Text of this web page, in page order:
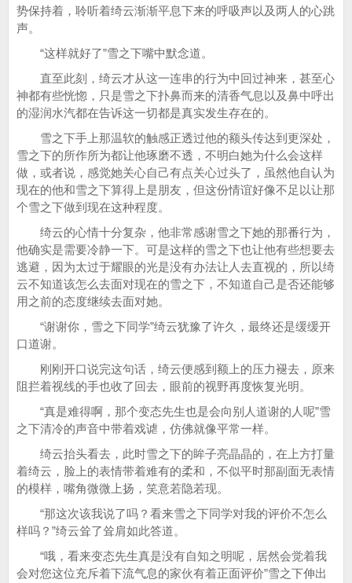
势保持着，聆听着绮云渐渐平息下来的呼吸声以及两人的心跳
声。
“这样就好了”雪之下嘴中默念道。
直至此刻，绮云才从这一连串的行为中回过神来，甚至心
神都有些恍惚，只是雪之下扑鼻而来的清香气息以及鼻中呼出
的湿润水汽都在告诉这一切都是真实发生存在的。
雪之下手上那温软的触感正透过他的额头传达到更深处，
雪之下的所作所为都让他琢磨不透，不明白她为什么会这样
做，或者说，感觉她关心自己有点关心过头了，虽然他自认为
现在的他和雪之下算得上是朋友，但这份情谊好像不足以让那
个雪之下做到现在这种程度。
绮云的心情十分复杂，他非常感谢雪之下她的那番行为，
他确实是需要冷静一下。可是这样的雪之下也让他有些想要去
逃避，因为太过于耀眼的光是没有办法让人去直视的，所以绮
云不知道该怎么去面对现在的雪之下，不知道自己是否还能够
用之前的态度继续去面对她。
“谢谢你，雪之下同学”绮云犹豫了许久，最终还是缓缓开
口道谢。
刚刚开口说完这句话，绮云便感到额上的压力褪去，原来
阻拦着视线的手也收了回去，眼前的视野再度恢复光明。
“真是难得啊，那个变态先生也是会向别人道谢的人呢”雪
之下清冷的声音中带着戏谑，仿佛就像平常一样。
绮云抬头看去，此时雪之下的眸子亮晶晶的，在上方打量
着绮云，脸上的表情带着难有的柔和，不似平时那副面无表情
的模样，嘴角微微上扬，笑意若隐若现。
“那这次该我说了吗？看来雪之下同学对我的评价不怎么
样吗？”绮云耸了耸肩如此答道。
“哦，看来变态先生真是没有自知之明呢，居然会觉着我
会对您这位充斥着下流气息的家伙有着正面评价”雪之下伸出